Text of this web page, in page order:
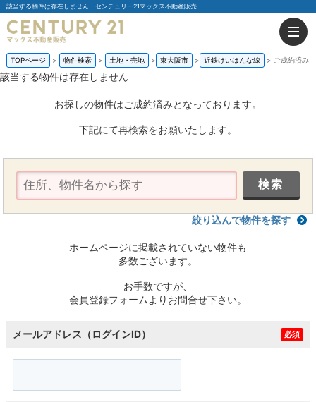
該当する物件は存在しません｜センチュリー21マックス不動産販売
TOPページ 物件検索 土地・売地 東大阪市 近鉄けいはんな線 ご成約済み
該当する物件は存在しません
お探しの物件はご成約済みとなっております。
下記にて再検索をお願いたします。
絞り込んで物件を探す
ホームページに掲載されていない物件も
多数ございます。
お手数ですが、
会員登録フォームよりお問合せ下さい。
メールアドレス（ログインID） 必須